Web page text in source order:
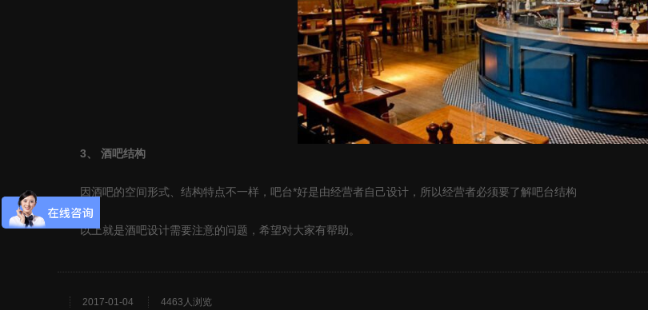
3、 酒吧结构
因酒吧的空间形式、结构特点不一样，吧台*好是由经营者自己设计，所以经营者必须要了解吧台结构
以上就是酒吧设计需要注意的问题，希望对大家有帮助。
2017-01-04 4463人浏览